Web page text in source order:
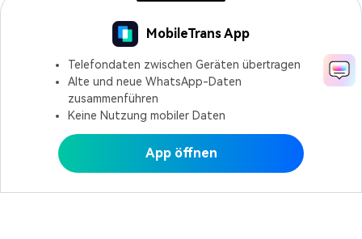
In MobileTrans öffnen
MobileTrans App
Telefondaten zwischen Geräten übertragen
Alte und neue WhatsApp-Daten
zusammenführen
Keine Nutzung mobiler Daten
App öffnen
In MobileTrans öffnen